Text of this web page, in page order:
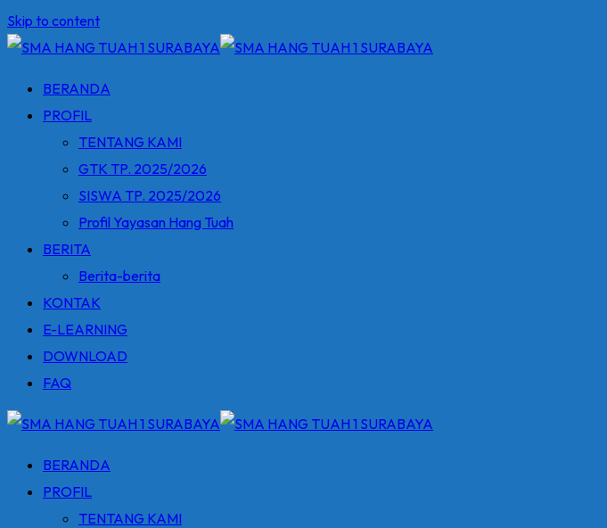
Skip to content
BERANDA
PROFIL
TENTANG KAMI
GTK TP. 2025/2026
SISWA TP. 2025/2026
Profil Yayasan Hang Tuah
BERITA
Berita-berita
KONTAK
E-LEARNING
DOWNLOAD
FAQ
BERANDA
PROFIL
TENTANG KAMI